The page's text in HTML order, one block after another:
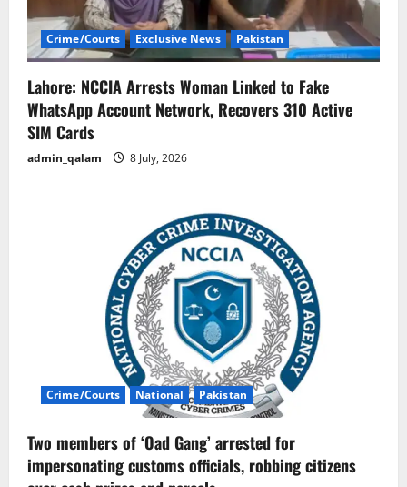
Crime/Courts Exclusive News Pakistan
Lahore: NCCIA Arrests Woman Linked to Fake
WhatsApp Account Network, Recovers 310 Active
SIM Cards
admin_qalam 8 July, 2026
Crime/Courts National Pakistan
Two members of ‘Oad Gang’ arrested for
impersonating customs officials, robbing citizens